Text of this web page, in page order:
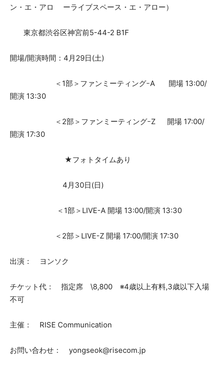
ン・エ・アロ ーライブスペース・エ・アロー）
東京都渋谷区神宮前5-44-2 B1F
開場/開演時間：4月29日(土)
＜1部＞ファンミーティングｰA 開場 13:00/
開演 13:30
＜2部＞ファンミーティングｰZ 開場 17:00/
開演 17:30
★フォトタイムあり
4月30日(日)
＜1部＞LIVE-A 開場 13:00/開演 13:30
＜2部＞LIVE-Z 開場 17:00/開演 17:30
出演： ヨンソク
チケット代： 指定席 \8,800 ※4歳以上有料,3歳以下入場
不可
主催： RISE Communication
お問い合わせ： yongseok@risecom.jp